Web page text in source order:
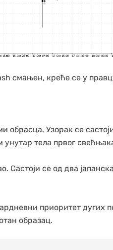
смањен, креће се у
обрасца. Узорак се
тела првог
Састоји се од два
приоритет дугих
образац.